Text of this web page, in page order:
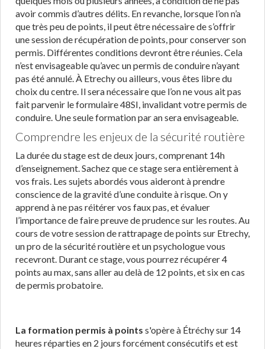
avoir commis d’autres délits. En revanche, lorsque l’on n’a
que très peu de points, il peut être nécessaire de s’offrir
une session de récupération de points, pour conserver son
permis. Différentes conditions devront être réunies. Cela
n’est envisageable qu’avec un permis de conduire n’ayant
pas été annulé. À Etrechy ou ailleurs, vous êtes libre du
choix du centre. Il sera nécessaire que l’on ne vous ait pas
fait parvenir le formulaire 48SI, invalidant votre permis de
conduire. Une seule formation par an sera envisageable.
Comprendre les enjeux de la sécurité routière
La durée du stage est de deux jours, comprenant 14h
d’enseignement. Sachez que ce stage sera entièrement à
vos frais. Les sujets abordés vous aideront à prendre
conscience de la gravité d’une conduite à risque. On y
apprend à ne pas réitérer vos faux pas, et évaluer
l’importance de faire preuve de prudence sur les routes. Au
cours de votre session de rattrapage de points sur Etrechy,
un pro de la sécurité routière et un psychologue vous
recevront. Durant ce stage, vous pourrez récupérer 4
points au max, sans aller au delà de 12 points, et six en cas
de permis probatoire.
La formation permis à points s'opère à Étréchy sur 14
heures réparties en 2 jours forcément consécutifs et est